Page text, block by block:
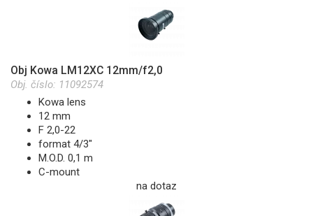
Obj Kowa LM12XC 12mm/f2,0
Obj. číslo: 11092574
Kowa lens
12 mm
F 2,0-22
format 4/3"
M.O.D. 0,1 m
C-mount
na dotaz